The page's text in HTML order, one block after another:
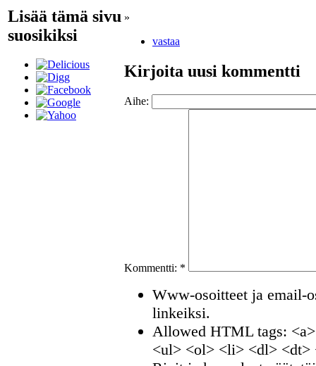
Lisää tämä sivu
suosikiksi
»
vastaa
Kirjoita uusi kommentti
Aihe:
Kommentti: *
Www-osoitteet ja email-
linkeiksi.
Allowed HTML tags:
<ul> <ol> <li> <dl> <dt>